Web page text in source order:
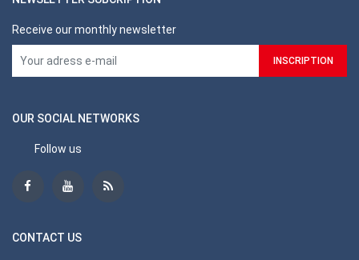
Receive our monthly newsletter
OUR SOCIAL NETWORKS
Follow us
CONTACT US